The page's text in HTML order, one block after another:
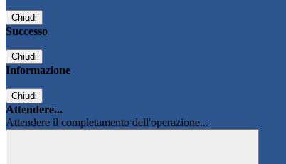
Chiudi
Successo
Chiudi
Informazione
Chiudi
Attendere...
Attendere il completamento dell'operazione...